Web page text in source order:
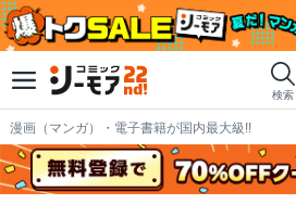
検索
漫画（マンガ）・電子書籍が国内最大級!!